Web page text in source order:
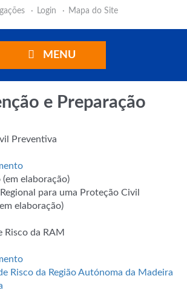
Login Mapa do Site
MENU
e Preparação
Preventiva
elaboração)
para uma Proteção Civil
elaboração)
Risco da RAM
Risco da Região Autónoma da Madeira